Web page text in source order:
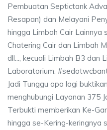
Pembuatan Septictank
Resapan) dan Melayani
hingga Limbah Cair Lainnya
Chatering Cair dan Limbah
dll..., kecuali Limbah B3 dan
Laboratorium.
Jadi Tunggu apa lagi
menghubungi Layanan 375
Terbukti memberikan Ke-
hingga se-Kering-keringnya